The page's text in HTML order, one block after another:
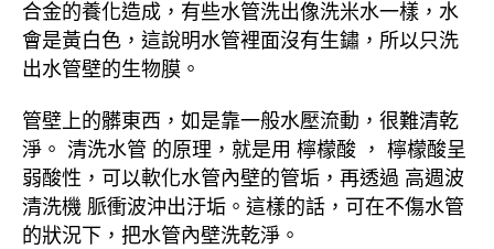
合金的養化造成，有些水管洗出像洗米水一樣，水
會是黃白色，這說明水管裡面沒有生鏽，所以只洗
出水管壁的生物膜。
管壁上的髒東西，如是靠一般水壓流動，很難清乾
淨。 清洗水管 的原理，就是用 檸檬酸 ， 檸檬酸呈
弱酸性，可以軟化水管內壁的管垢，再透過 高週波
清洗機 脈衝波沖出汙垢。這樣的話，可在不傷水管
的狀況下，把水管內壁洗乾淨。